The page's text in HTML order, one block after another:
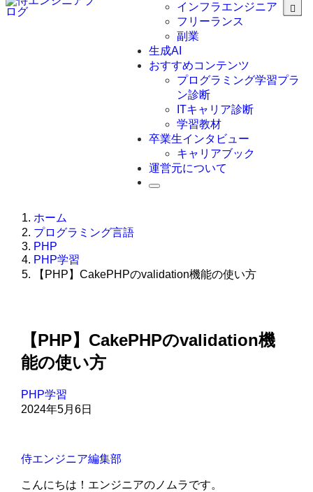
Java
JavaScript
Swift
Ruby
インフラエンジニア
フリーランス
副業
生成AI
おすすめコンテンツ
プログラミング学習プラ
ン診断
ITキャリア診断
学習教材
卒業生インタビュー
キャリアブック
運営元について
ホーム
プログラミング言語
PHP
PHP学習
【PHP】CakePHPのvalidation機能の使い方
【PHP】CakePHPのvalidation機
能の使い方
PHP学習
2024年5月6日
侍エンジニア編集部
こんにちは！エンジニアのノムラです。